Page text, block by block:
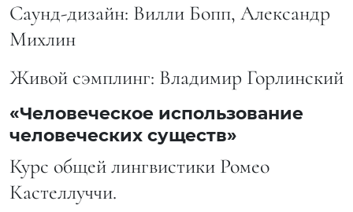
Саунд-дизайн: Вилли Бопп, Александр
Михлин
Живой сэмплинг: Владимир Горлинский
«Человеческое использование
человеческих существ»
Курс общей лингвистики Ромео
Кастеллуччи.